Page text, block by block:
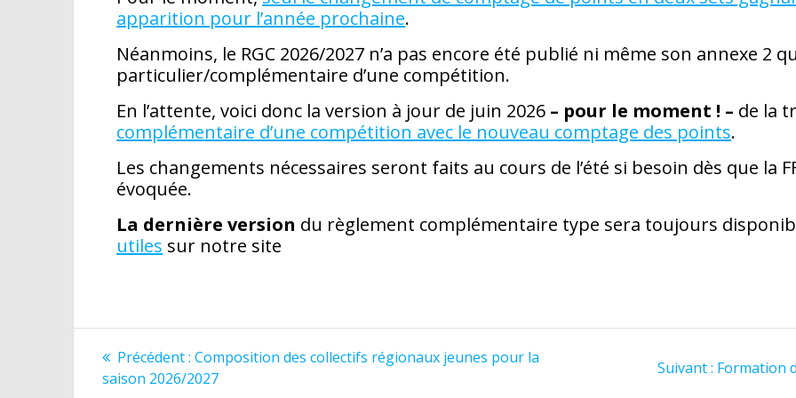
apparition pour l’année prochaine.
Néanmoins, le RGC 2026/2027 n’a pas encore été publié ni même son annexe 2
particulier/complémentaire d’une compétition.
En l’attente, voici donc la version à jour de juin 2026 – pour le moment ! – de la
complémentaire d’une compétition avec le nouveau comptage des points.
Les changements nécessaires seront faits au cours de l’été si besoin dès que la
évoquée.
La dernière version du règlement complémentaire type sera toujours
utiles sur notre site
Navigation
Précédent : Article
précédent
Composition des collectifs régionaux jeunes pour la
saison 2026/2027
Suivant : Article
Formation